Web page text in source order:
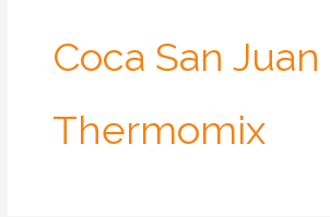
Coca San Juan
Thermomix